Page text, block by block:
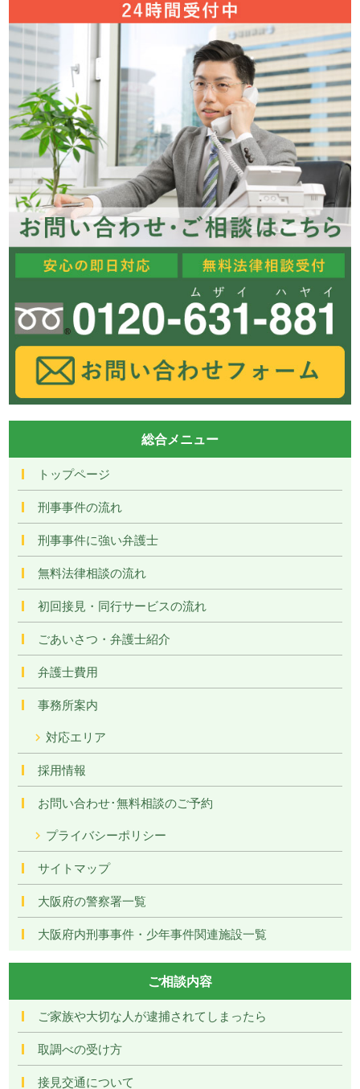
総合メニュー
トップページ
刑事事件の流れ
刑事事件に強い弁護士
無料法律相談の流れ
初回接見・同行サービスの流れ
ごあいさつ・弁護士紹介
弁護士費用
事務所案内
対応エリア
採用情報
お問い合わせ･無料相談のご予約
プライバシーポリシー
サイトマップ
大阪府の警察署一覧
大阪府内刑事事件・少年事件関連施設一覧
ご相談内容
ご家族や大切な人が逮捕されてしまったら
取調べの受け方
接見交通について